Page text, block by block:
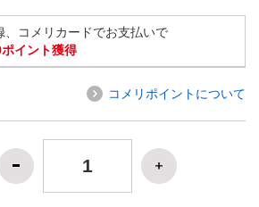
、コメリカードでお支払いで
イント獲得
コメリポイントについて